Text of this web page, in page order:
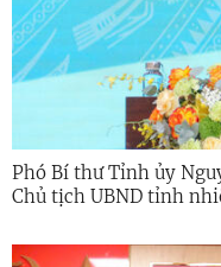
Phó Bí thư Tỉnh ủy
Chủ tịch UBND tỉnh